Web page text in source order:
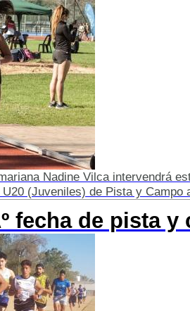
Nadine Vilca intervendrá
(Juveniles) de Pista y Campo
fecha de pista y